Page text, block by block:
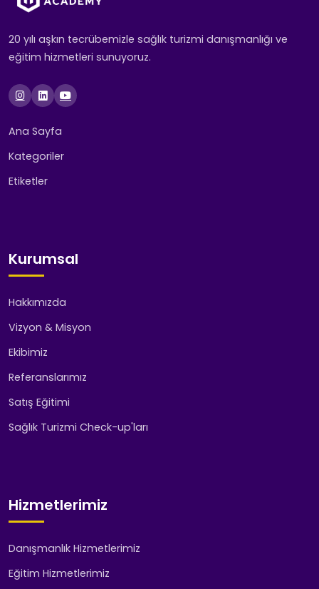
20 yılı aşkın tecrübemizle sağlık turizmi danışmanlığı ve
eğitim hizmetleri sunuyoruz.
Ana Sayfa
Kategoriler
Etiketler
Kurumsal
Hakkımızda
Vizyon & Misyon
Ekibimiz
Referanslarımız
Satış Eğitimi
Sağlık Turizmi Check-up'ları
Hizmetlerimiz
Danışmanlık Hizmetlerimiz
Eğitim Hizmetlerimiz